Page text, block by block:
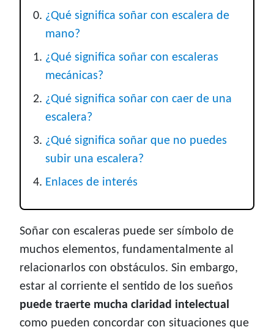
¿Qué significa soñar con escalera de
mano?
¿Qué significa soñar con escaleras
mecánicas?
¿Qué significa soñar con caer de una
escalera?
¿Qué significa soñar que no puedes
subir una escalera?
Enlaces de interés
Soñar con escaleras puede ser símbolo de
muchos elementos, fundamentalmente al
relacionarlos con obstáculos. Sin embargo,
estar al corriente el sentido de los sueños
puede traerte mucha claridad intelectual
como pueden concordar con situaciones que